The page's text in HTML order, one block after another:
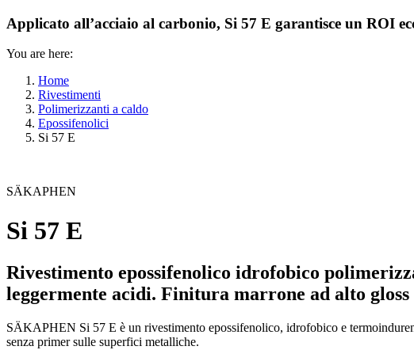
Applicato all’acciaio al carbonio, Si 57 E garantisce un ROI
You are here:
Home
Rivestimenti
Polimerizzanti a caldo
Epossifenolici
Si 57 E
SÄKAPHEN
Si 57 E
Rivestimento epossifenolico idrofobico
leggermente acidi. Finitura marrone ad alto gloss
SÄKAPHEN Si 57 E è un rivestimento epossifenolico, idrofobico e
senza primer sulle superfici metalliche.